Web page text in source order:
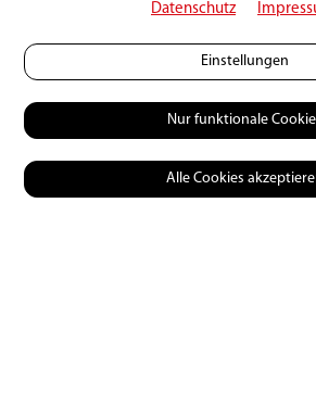
Das könnte Dich
interessieren:
Datenschutz
Einstellungen
Nur funktionale
Alle Cookies